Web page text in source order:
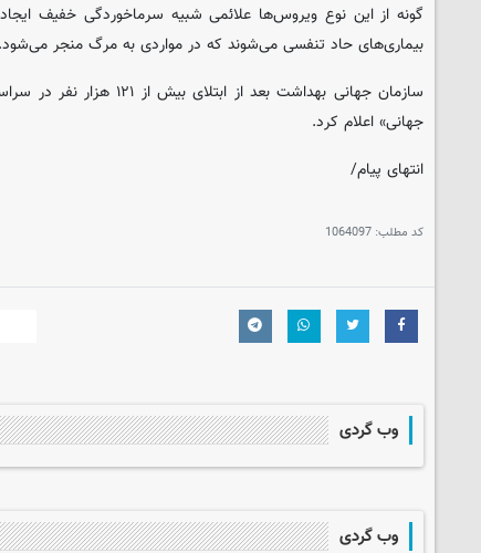
گونه از این نوع ویروس‌ها علائمی شبیه سرماخوردگی خفیف
بیماری‌های حاد تنفسی می‌شوند که در مواردی به مرگ منجر می‌شود.
سازمان جهانی بهداشت بعد از
جهانی» اعلام کرد.
انتهای پیام/
کد مطلب: 1064097
وب گردی
وب گردی